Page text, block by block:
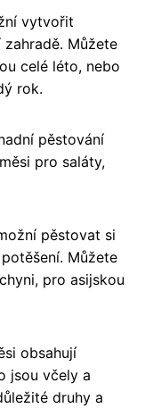
vytvořit
Můžete
celé léto, nebo
rok.
pěstování
pro saláty,
pěstovat si
Můžete
pro asijskou
obsahují
jsou včely a
druhy a